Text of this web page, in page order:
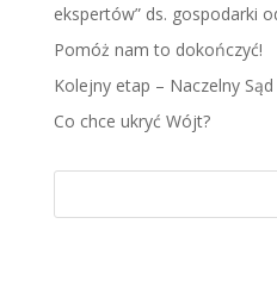
ekspertów” ds. gospodarki
Pomóż nam to dokończyć!
Kolejny etap – Naczelny
Co chce ukryć Wójt?